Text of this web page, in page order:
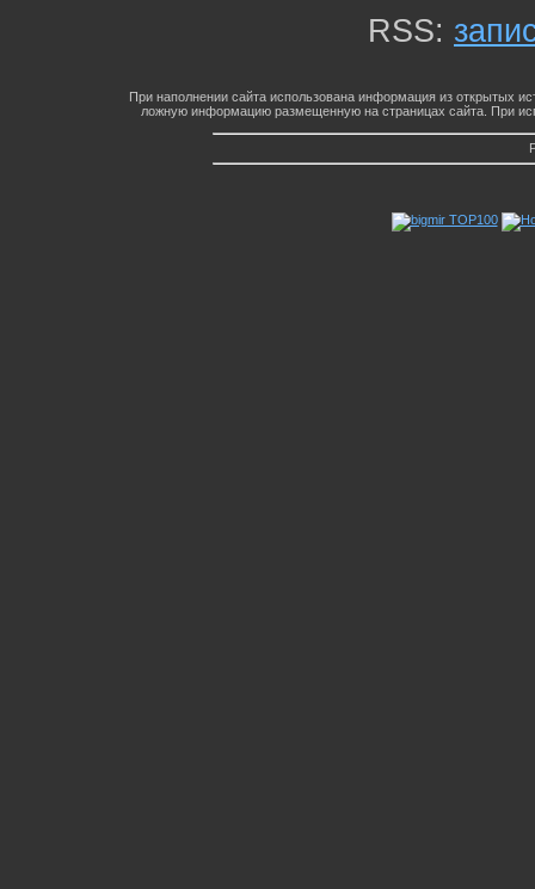
RSS:
При наполнении сайта использована информация из открытых
ложную информацию размещенную на страницах сайта. При